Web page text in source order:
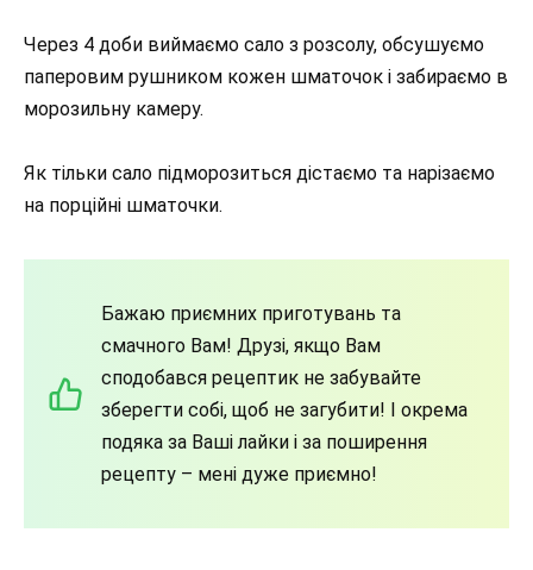
Через 4 доби виймаємо сало з розсолу, обсушуємо
паперовим рушником кожен шматочок і забираємо в
морозильну камеру.
Як тільки сало підморозиться дістаємо та нарізаємо
на порційні шматочки.
Бажаю приємних приготувань та
смачного Вам! Друзі, якщо Вам
сподобався рецептик не забувайте
зберегти собі, щоб не загубити! І окрема
подяка за Ваші лайки і за поширення
рецепту – мені дуже приємно!